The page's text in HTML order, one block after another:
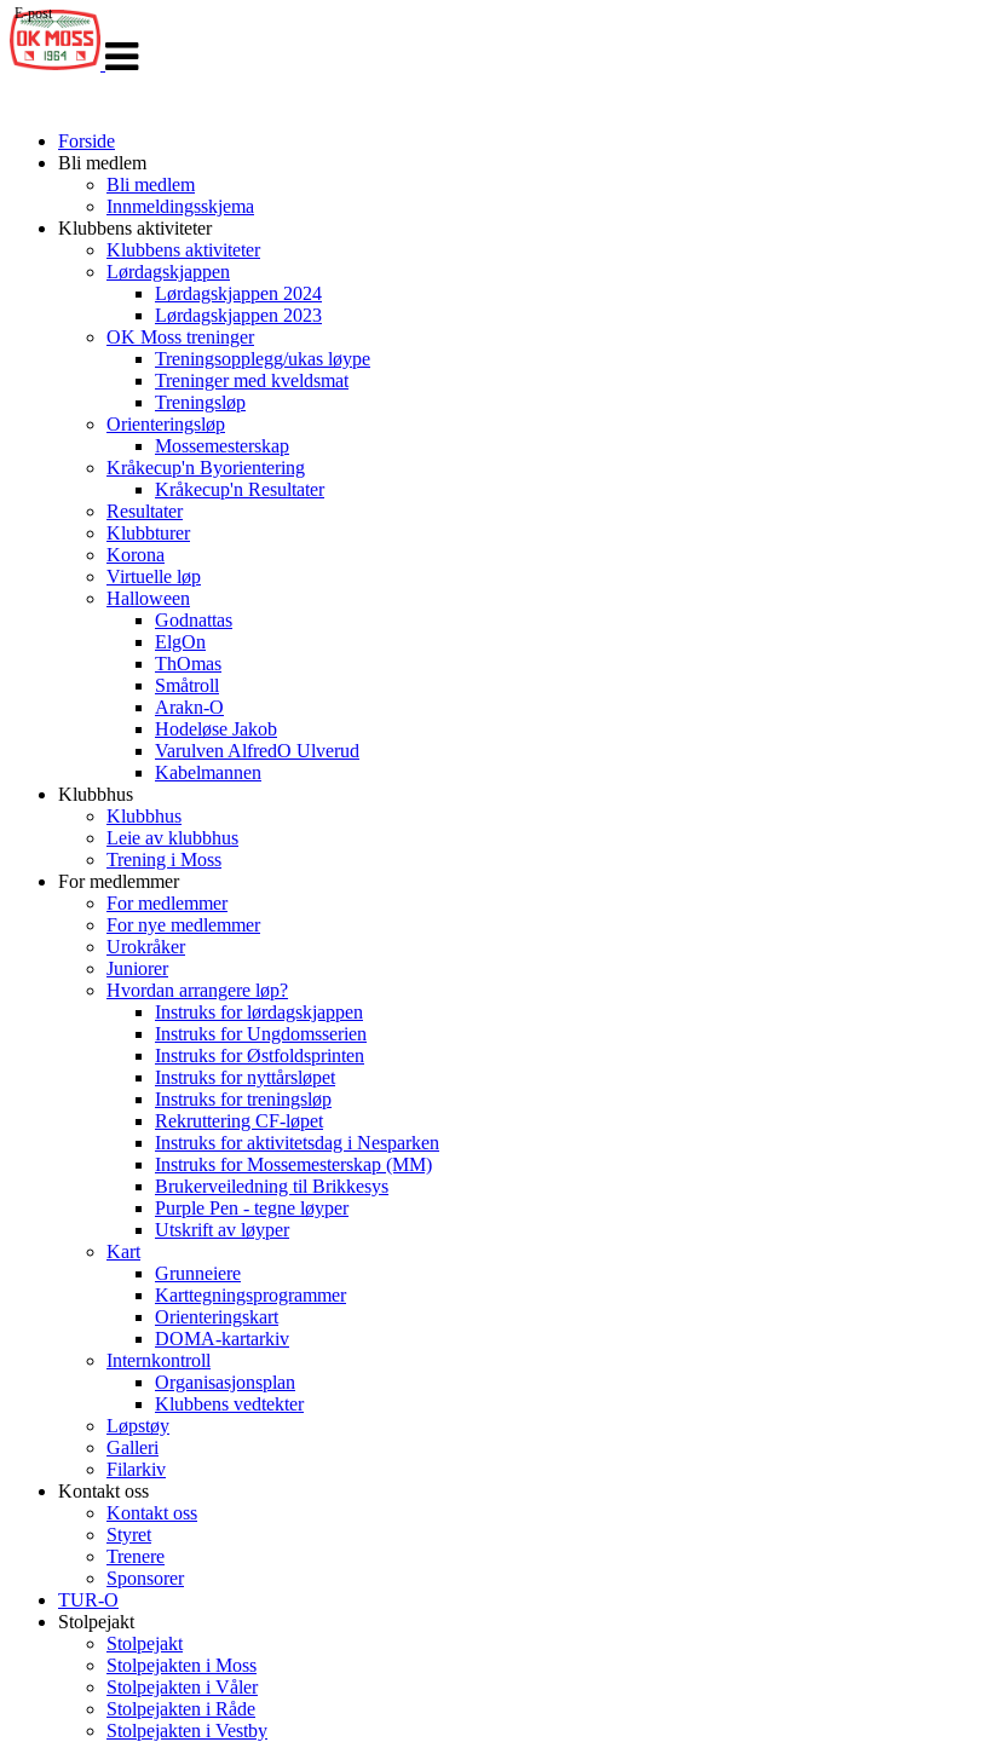
navigasjon
Forside
Bli medlem
Bli medlem
Innmeldingsskjema
Klubbens aktiviteter
Klubbens aktiviteter
Lørdagskjappen
Lørdagskjappen 2024
Lørdagskjappen 2023
OK Moss treninger
Treningsopplegg/ukas løype
Treninger med kveldsmat
Treningsløp
Orienteringsløp
Mossemesterskap
Kråkecup'n Byorientering
Kråkecup'n Resultater
Resultater
Klubbturer
Korona
Virtuelle løp
Halloween
Godnattas
ElgOn
ThOmas
Småtroll
Arakn-O
Hodeløse Jakob
Varulven AlfredO Ulverud
Kabelmannen
Klubbhus
Klubbhus
Leie av klubbhus
Trening i Moss
For medlemmer
For medlemmer
For nye medlemmer
Urokråker
Juniorer
Hvordan arrangere løp?
Instruks for lørdagskjappen
Instruks for Ungdomsserien
Instruks for Østfoldsprinten
Instruks for nyttårsløpet
Instruks for treningsløp
Rekruttering CF-løpet
Instruks for aktivitetsdag i Nesparken
Instruks for Mossemesterskap (MM)
Brukerveiledning til Brikkesys
Purple Pen - tegne løyper
Utskrift av løyper
Kart
Grunneiere
Karttegningsprogrammer
Orienteringskart
DOMA-kartarkiv
Internkontroll
Organisasjonsplan
Klubbens vedtekter
Løpstøy
Galleri
Filarkiv
Kontakt oss
Kontakt oss
Styret
Trenere
Sponsorer
TUR-O
Stolpejakt
Stolpejakt
Stolpejakten i Moss
Stolpejakten i Våler
Stolpejakten i Råde
Stolpejakten i Vestby
E-post